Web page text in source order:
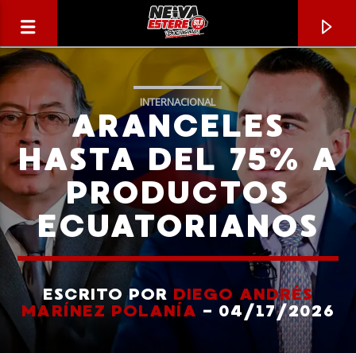
CANCIÓN ACTUAL
TÍTULO
INTERNACIONAL
ARANCELES
HASTA DEL 75% A
PRODUCTOS
ECUATORIANOS
ESCRITO POR DIEGO ANDRÉS
MARÍNEZ POLANÍA - 04/17/2026